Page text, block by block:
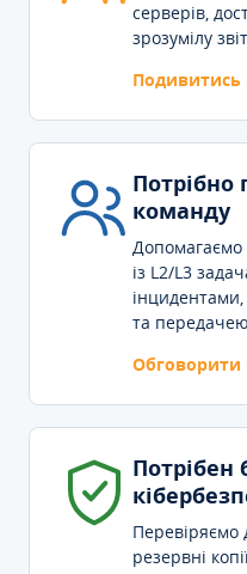
серверів,
зрозумілу
Подивитись
Потрібно
команду
Допомагаємо
із L2/L3
та
Обговорити
Потрібен
Перевіряємо
резервні